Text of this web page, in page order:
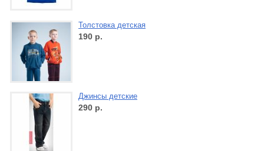
Толстовка детская
190 р.
Джинсы детские
290 р.